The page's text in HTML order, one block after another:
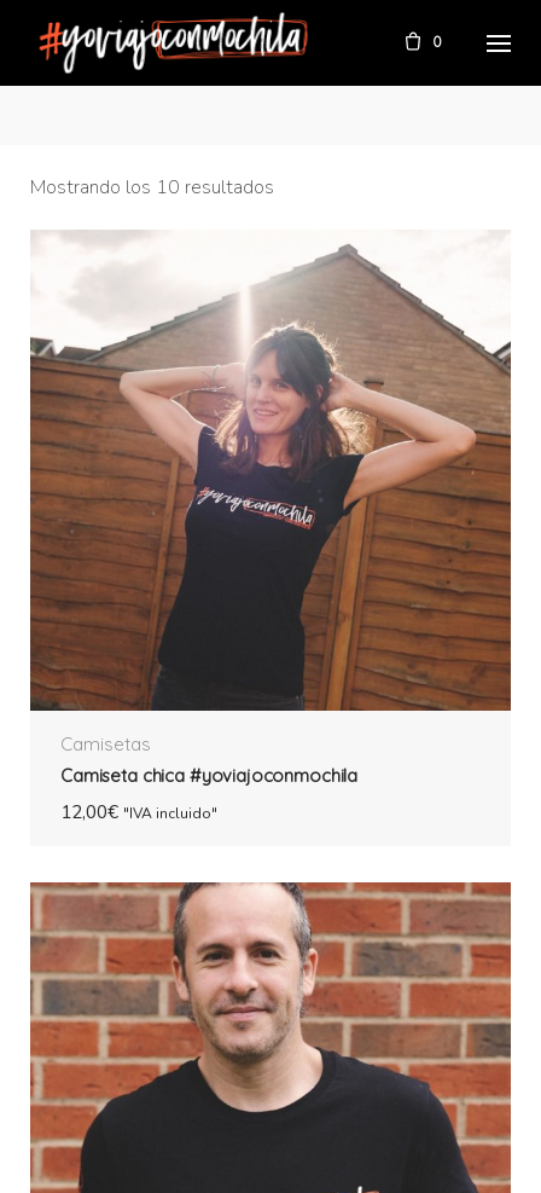
content
0
TIENDA
Mostrando los 10 resultados
Camisetas
Camiseta chica #yoviajoconmochila
12,00€ "IVA incluido"